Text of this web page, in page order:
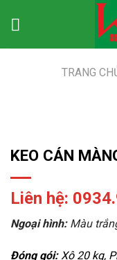
TRANG
KEO CÁN
Liên hệ:
Ngoại hình: Màu
Đóng gói: Xô 20 kg,